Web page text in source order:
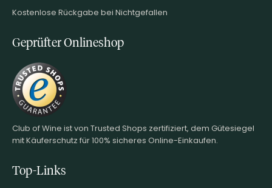
Kostenlose Rückgabe bei Nichtgefallen
Geprüfter Onlineshop
Club of Wine ist von Trusted Shops zertifiziert, dem Gütesiegel
mit Käuferschutz für 100% sicheres Online-Einkaufen.
Top-Links